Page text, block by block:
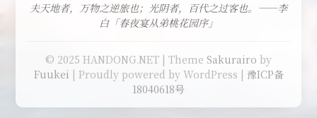
夫天地者，万物之逆旅也；光阴者，百代之过客也。——李
白「春夜宴从弟桃花园序」
© 2025 HANDONG.NET | Theme Sakurairo by
Fuukei | Proudly powered by WordPress | 豫ICP备
18040618号